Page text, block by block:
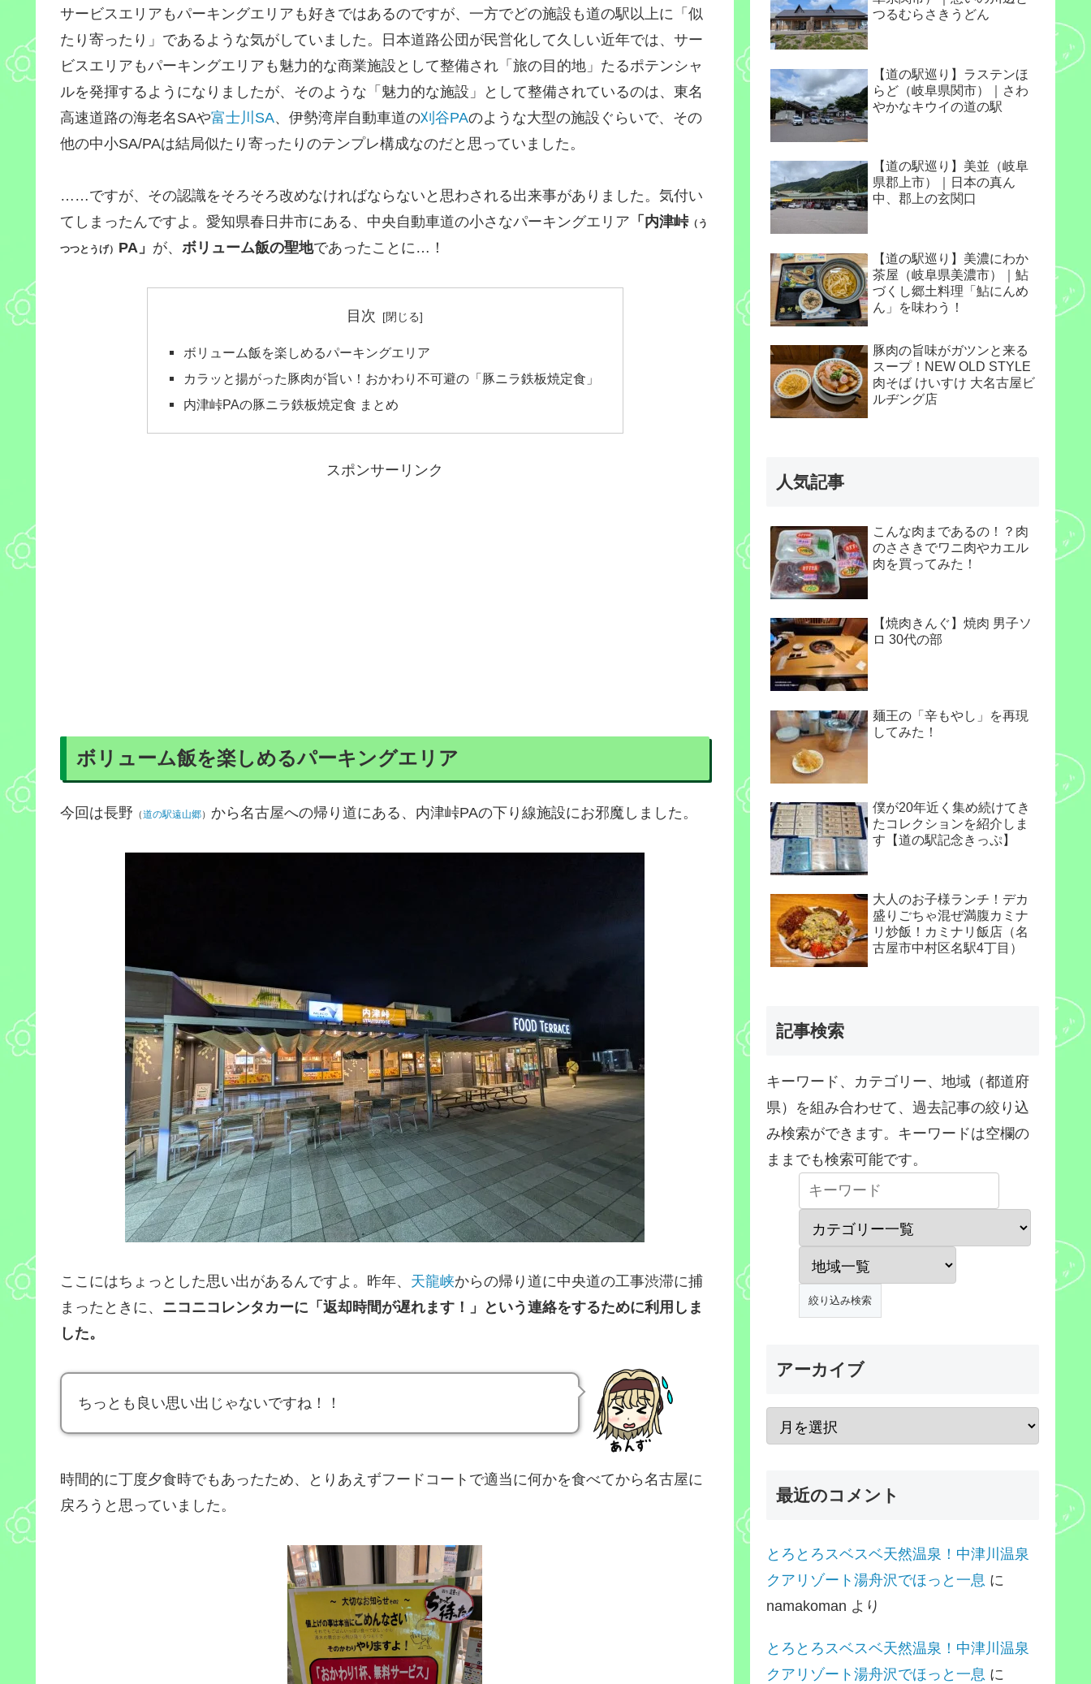
サービスエリアもパーキングエリアも好きではあるのですが、一方でどの施設も道の駅以上に「似
たり寄ったり」であるような気がしていました。日本道路公団が民営化して久しい近年では、サー
ビスエリアもパーキングエリアも魅力的な商業施設として整備され「旅の目的地」たるポテンシャ
ルを発揮するようになりましたが、そのような「魅力的な施設」として整備されているのは、東名
高速道路の海老名SAや富士川SA、伊勢湾岸自動車道の刈谷PAのような大型の施設ぐらいで、その
他の中小SA/PAは結局似たり寄ったりのテンプレ構成なのだと思っていました。
……ですが、その認識をそろそろ改めなければならないと思わされる出来事がありました。気付い
てしまったんですよ。愛知県春日井市にある、中央自動車道の小さなパーキングエリア 「内津峠（う
つつとうげ） PA」 が、 ボリューム飯の聖地であったことに…！
目次
ボリューム飯を楽しめるパーキングエリア
カラッと揚がった豚肉が旨い！おかわり不可避の「豚ニラ鉄板焼定食」
内津峠PAの豚ニラ鉄板焼定食 まとめ
スポンサーリンク
ボリューム飯を楽しめるパーキングエリア
今回は長野 （道の駅遠山郷） から名古屋への帰り道にある、内津峠PAの下り線施設にお邪魔しました。
ここにはちょっとした思い出があるんですよ。昨年、 天龍峡からの帰り道に中央道の工事渋滞に捕
まったときに、 ニコニコレンタカーに「返却時間が遅れます！」という連絡をするために利用しま
した。
ちっとも良い思い出じゃないですね！！
時間的に丁度夕食時でもあったため、とりあえずフードコートで適当に何かを食べてから名古屋に
戻ろうと思っていました。
つるむらさきうどん
【道の駅巡り】ラステンほ
らど（岐阜県関市）｜さわ
やかなキウイの道の駅
【道の駅巡り】美並（岐阜
県郡上市）｜日本の真ん
中、郡上の玄関口
【道の駅巡り】美濃にわか
茶屋（岐阜県美濃市）｜鮎
づくし郷土料理「鮎にんめ
ん」を味わう！
豚肉の旨味がガツンと来る
スープ！NEW OLD STYLE
肉そば けいすけ 大名古屋ビ
ルヂング店
人気記事
こんな肉まであるの！？肉
のささきでワニ肉やカエル
肉を買ってみた！
【焼肉きんぐ】焼肉 男子ソ
ロ 30代の部
麺王の「辛もやし」を再現
してみた！
僕が20年近く集め続けてき
たコレクションを紹介しま
す【道の駅記念きっぷ】
大人のお子様ランチ！デカ
盛りごちゃ混ぜ満腹カミナ
リ炒飯！カミナリ飯店（名
古屋市中村区名駅4丁目）
記事検索
キーワード、カテゴリー、地域（都道府
県）を組み合わせて、過去記事の絞り込
み検索ができます。キーワードは空欄の
ままでも検索可能です。
アーカイブ
最近のコメント
とろとろスベスベ天然温泉！中津川温泉
クアリゾート湯舟沢でほっと一息 に
namakoman より
とろとろスベスベ天然温泉！中津川温泉
クアリゾート湯舟沢でほっと一息 に